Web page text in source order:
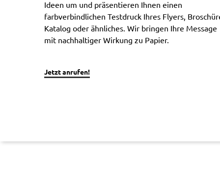
Ideen um und präsentieren Ihnen einen
farbverbindlichen Testdruck Ihres Flyers,
Katalog oder ähnliches. Wir bringen Ihre Message
mit nachhaltiger Wirkung zu Papier.
Jetzt anrufen!